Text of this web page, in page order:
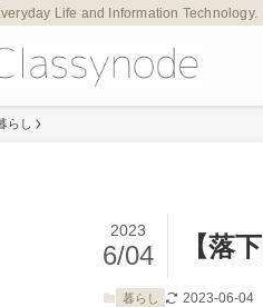
Life and Information Technology.
らし
【落
2023
6/04
暮らし 2023-06-04